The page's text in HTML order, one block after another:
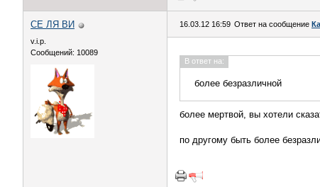
СЕ ЛЯ ВИ
v.i.p.
Сообщений: 10089
16.03.12 16:59 Ответ на сообщение
В ответ на:
более безразличной
более мертвой, вы хотели
по другому быть более